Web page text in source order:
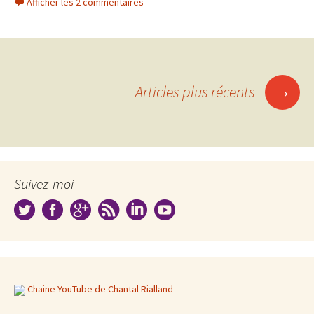
articles
Articles plus récents →
Suivez-moi
Chaine YouTube de Chantal Rialland